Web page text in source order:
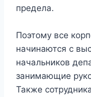
предела.
Поэтому все
начинаются с
начальников
занимающие
Также